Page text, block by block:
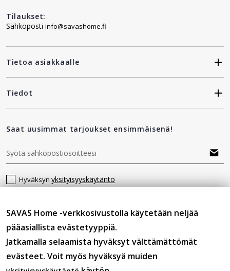
Tilaukset:
Sähköposti info@savashome.fi
Tietoa asiakkaalle
Tiedot
Saat uusimmat tarjoukset ensimmäisenä!
Hyväksyn yksityisyyskäytäntö
SAVAS Home -verkkosivustolla käytetään neljää
pääasiallista evästetyyppiä.
Jatkamalla selaamista hyväksyt välttämättömät
evästeet. Voit myös hyväksyä muiden